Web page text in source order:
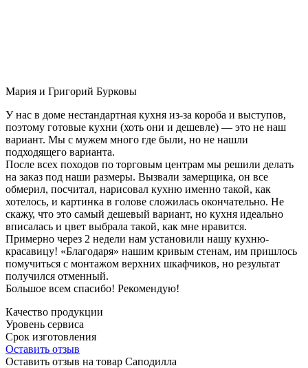
Мария и Григорий Бурковы
У нас в доме нестандартная кухня из-за короба и выступов,
поэтому готовые кухни (хоть они и дешевле) — это не наш
вариант. Мы с мужем много где были, но не нашли
подходящего варианта.
После всех походов по торговым центрам мы решили делать
на заказ под наши размеры. Вызвали замерщика, он все
обмерил, посчитал, нарисовал кухню именно такой, как
хотелось, и картинка в голове сложилась окончательно. Не
скажу, что это самый дешевый вариант, но кухня идеально
вписалась и цвет выбрала такой, как мне нравится.
Примерно через 2 недели нам установили нашу кухню-
красавицу! «Благодаря» нашим кривым стенам, им пришлось
помучиться с монтажом верхних шкафчиков, но результат
получился отменный.
Большое всем спасибо! Рекомендую!
Качество продукции
Уровень сервиса
Срок изготовления
Оставить отзыв
Оставить отзыв на товар Саподилла